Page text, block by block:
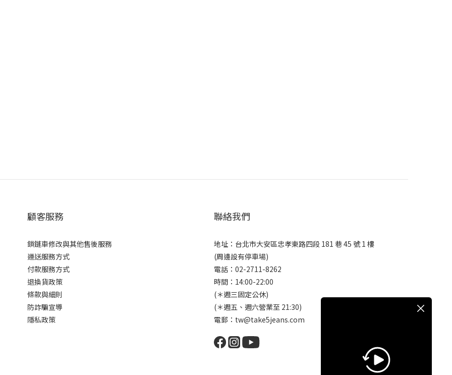
顧客服務
鎖鏈車修改與其他售後服務
運送服務方式
付款服務方式
退換貨政策
條款與細則
防詐騙宣導
隱私政策
聯絡我們
地址：台北市大安區忠孝東路四段 181 巷 45 號 1 樓
(周邊設有停車場)
電話：02-2711-8262
時間：14:00-22:00
(＊週三固定公休)
(＊週五、週六營業至 21:30)
電郵：tw@take5jeans.com